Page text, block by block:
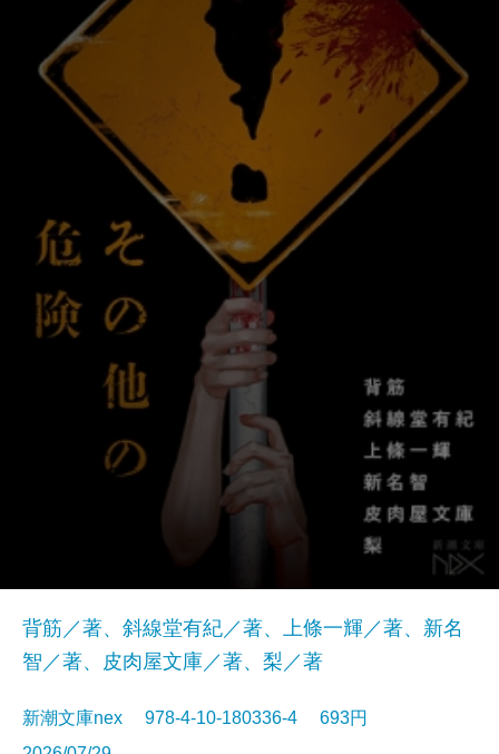
背筋／著、斜線堂有紀／著、上條一輝／著、新名
智／著、皮肉屋文庫／著、梨／著
新潮文庫nex 978-4-10-180336-4 693円